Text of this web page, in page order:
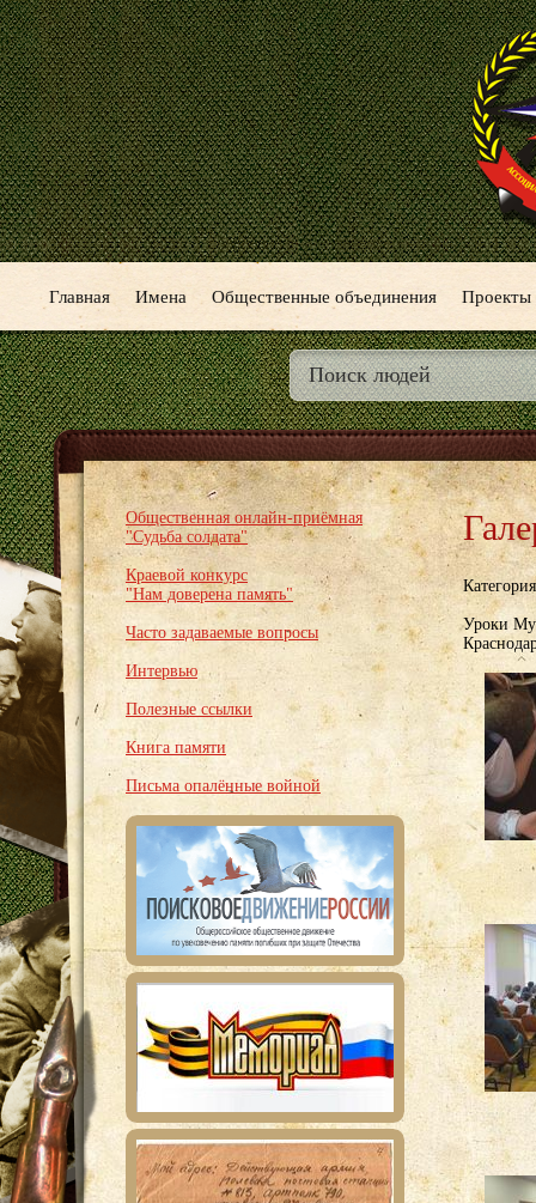
Главная Имена Общественные объединения Проекты
Общественная онлайн-приёмная
"Судьба солдата"
Краевой конкурс
"Нам доверена память"
Часто задаваемые вопросы
Интервью
Полезные ссылки
Книга памяти
Письма опалённые войной
Уроки